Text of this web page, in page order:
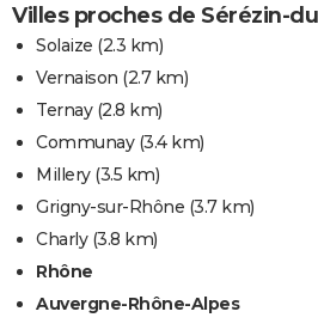
Villes proches de Sérézin-
Solaize (2.3 km)
Vernaison (2.7 km)
Ternay(2.8 km)
Communay(3.4 km)
Millery(3.5 km)
Grigny-sur-Rhône (3.7 km)
Charly(3.8 km)
Rhône
Auvergne-Rhône-Alpes